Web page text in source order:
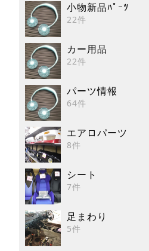
小物新品ﾊﾟｰﾂ
22件
カー用品
22件
パーツ情報
64件
エアロパーツ
8件
シート
7件
足まわり
5件